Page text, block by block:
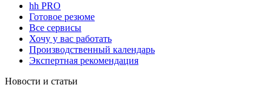
hh PRO
Готовое резюме
Все сервисы
Хочу у вас работать
Производственный календарь
Экспертная рекомендация
Новости и статьи